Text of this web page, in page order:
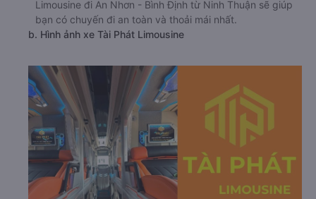
thức hoạt động chưa lâu, nhưng với chất lượng dịch vụ
vượt trội, nhà xe đã có được chỗ đứng nhất định trong
lòng khách hàng. Đồng hành cùng nhà xe Tài Phát
bạn có chuyến đi an toàn và thoải mái nhất.
b. Hình ảnh xe Tài Phát Limousine